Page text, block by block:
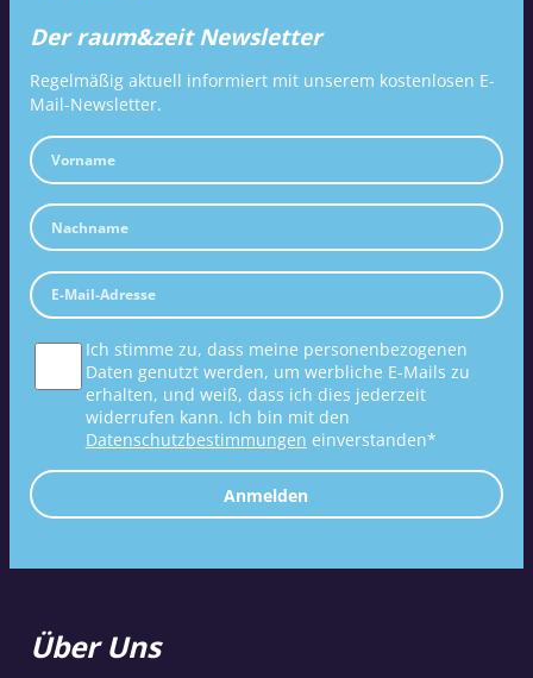
Der raum&zeit Newsletter
Regelmäßig aktuell informiert mit unserem kostenlosen E-
Mail-Newsletter.
Ich stimme zu, dass meine personenbezogenen
Daten genutzt werden, um werbliche E-Mails zu
erhalten, und weiß, dass ich dies jederzeit
widerrufen kann. Ich bin mit den
Datenschutzbestimmungen einverstanden*
Anmelden
Über Uns